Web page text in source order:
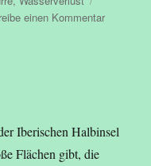
einen Kommentarzu
Iberischen Halbinsel
Flächen gibt, die